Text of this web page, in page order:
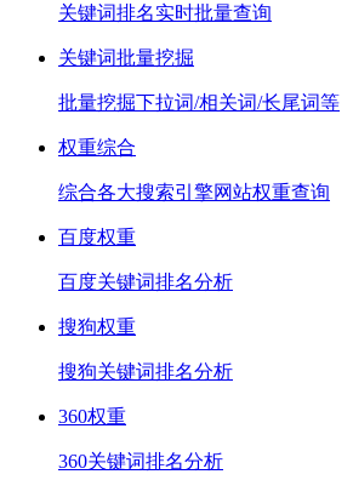
关键词排名实时批量查询
关键词批量挖掘
批量挖掘下拉词/相关词/长尾词等
权重综合
综合各大搜索引擎网站权重查询
百度权重
百度关键词排名分析
搜狗权重
搜狗关键词排名分析
360权重
360关键词排名分析